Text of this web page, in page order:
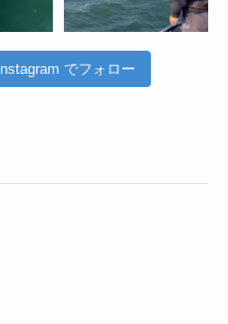
Instagram でフォロー